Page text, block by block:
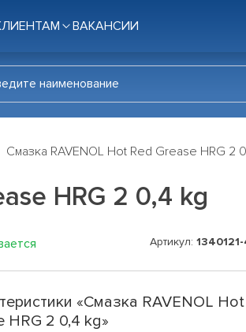
ВАКАНСИИ
Смазка RAVENOL Hot Red Grease HRG 2
HRG 2 0,4 kg
Артикул: 1340121-
«Смазка RAVENOL
HRG 2 0,4 kg»